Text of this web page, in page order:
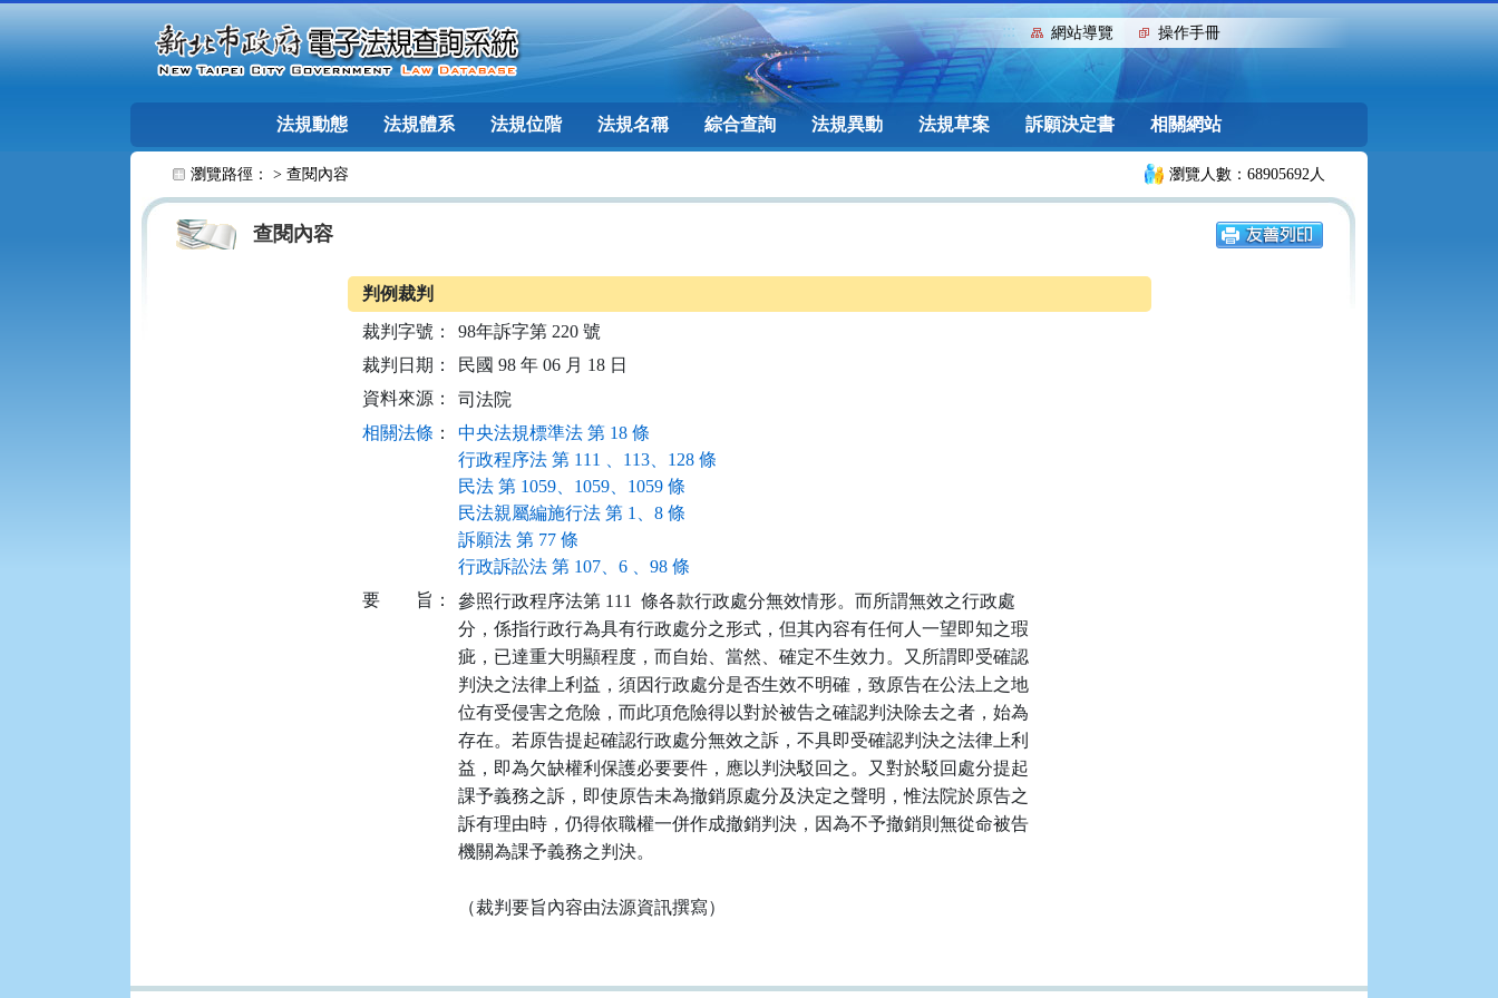
::: 網站導覽 操作手冊
法規動態 法規體系 法規位階 法規名稱 綜合查詢 法規異動 法規草案 訴願決定書 相關網站
瀏覽路徑： > 查閱內容 瀏覽人數：68905692人
查閱內容
判例裁判
裁判字號：
98年訴字第 220 號
裁判日期：
民國 98 年 06 月 18 日
資料來源：
司法院
相關法條 ：
中央法規標準法 第 18 條
行政程序法 第 111 、113、128 條
民法 第 1059、1059、1059 條
民法親屬編施行法 第 1、8 條
訴願法 第 77 條
行政訴訟法 第 107、6 、98 條
要
旨：
參照行政程序法第 111  條各款行政處分無效情形。而所謂無效之行政處
分，係指行政行為具有行政處分之形式，但其內容有任何人一望即知之瑕
疵，已達重大明顯程度，而自始、當然、確定不生效力。又所謂即受確認
判決之法律上利益，須因行政處分是否生效不明確，致原告在公法上之地
位有受侵害之危險，而此項危險得以對於被告之確認判決除去之者，始為
存在。若原告提起確認行政處分無效之訴，不具即受確認判決之法律上利
益，即為欠缺權利保護必要要件，應以判決駁回之。又對於駁回處分提起
課予義務之訴，即使原告未為撤銷原處分及決定之聲明，惟法院於原告之
訴有理由時，仍得依職權一併作成撤銷判決，因為不予撤銷則無從命被告
機關為課予義務之判決。
（裁判要旨內容由法源資訊撰寫）